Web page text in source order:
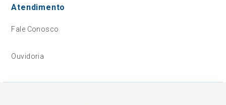
Atendimento
Fale Conosco
Ouvidoria